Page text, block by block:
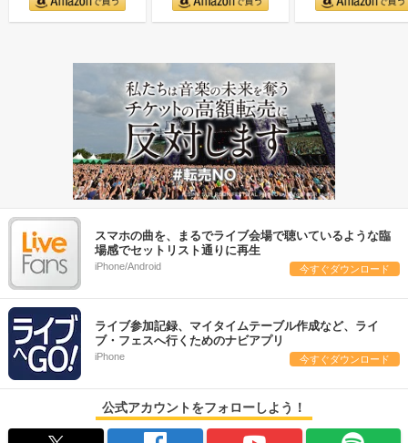
スマホの曲を、まるでライブ会場で聴いているような臨
場感でセットリスト通りに再生
iPhone/Android 今すぐダウンロード
ライブ参加記録、マイタイムテーブル作成など、ライ
ブ・フェスへ行くためのナビアプリ
iPhone 今すぐダウンロード
公式アカウントをフォローしよう！